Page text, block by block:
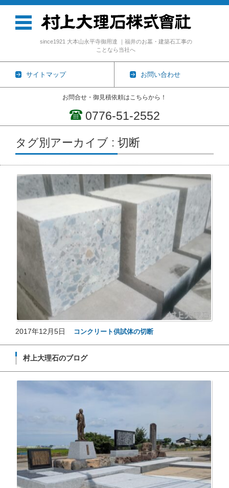
since1921 大本山永平寺御用達 ｜福井のお墓・建築石工事の
ことなら当社へ
サイトマップ お問い合わせ
お問合せ・御見積依頼はこちらから！
0776-51-2552
コンテンツに移動
タグ別アーカイブ : 切断
2017年12月5日 コンクリート供試体の切断
村上大理石のブログ